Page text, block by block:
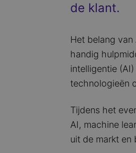
de klant.
Het belang
handig
intelligentie
technologieën
Tijdens het
AI, machine
uit de markt en